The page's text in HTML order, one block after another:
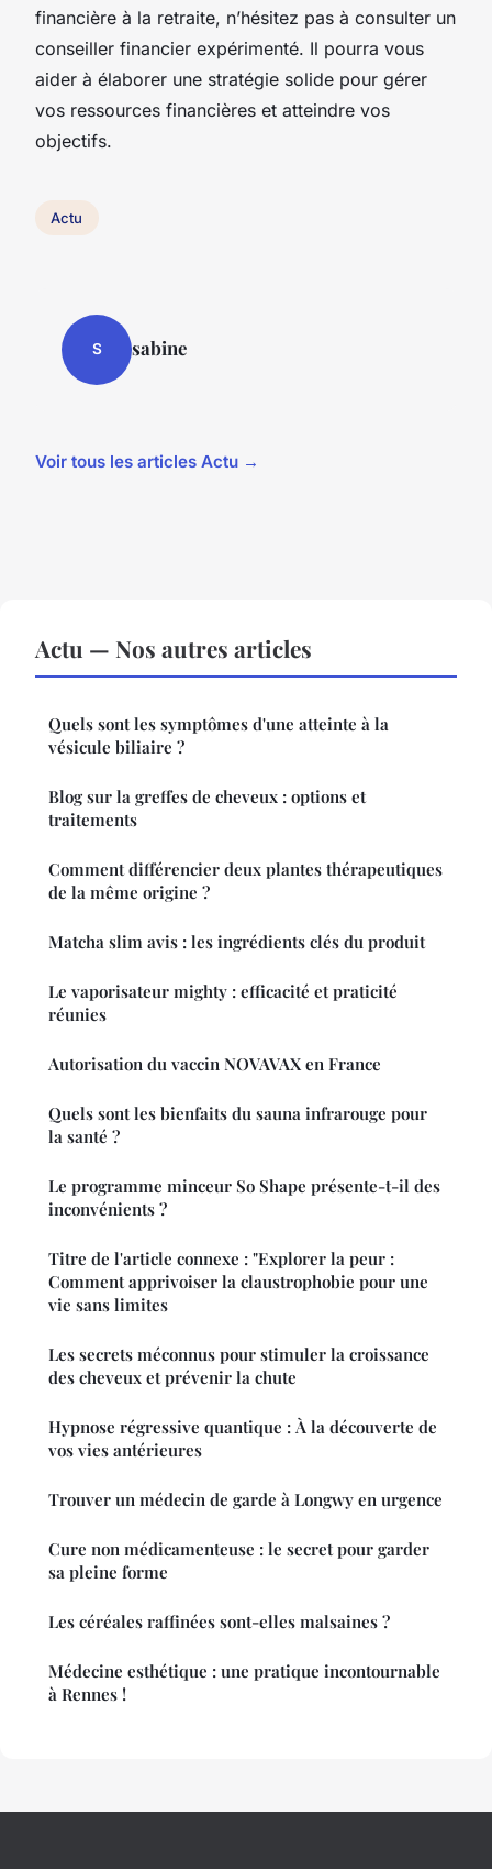
financière à la retraite, n’hésitez pas à consulter un
conseiller financier expérimenté. Il pourra vous
aider à élaborer une stratégie solide pour gérer
vos ressources financières et atteindre vos
objectifs.
Actu
S sabine
Voir tous les articles Actu →
Actu — Nos autres articles
Quels sont les symptômes d'une atteinte à la
vésicule biliaire ?
Blog sur la greffes de cheveux : options et
traitements
Comment différencier deux plantes thérapeutiques
de la même origine ?
Matcha slim avis : les ingrédients clés du produit
Le vaporisateur mighty : efficacité et praticité
réunies
Autorisation du vaccin NOVAVAX en France
Quels sont les bienfaits du sauna infrarouge pour
la santé ?
Le programme minceur So Shape présente-t-il des
inconvénients ?
Titre de l'article connexe : "Explorer la peur :
Comment apprivoiser la claustrophobie pour une
vie sans limites
Les secrets méconnus pour stimuler la croissance
des cheveux et prévenir la chute
Hypnose régressive quantique : À la découverte de
vos vies antérieures
Trouver un médecin de garde à Longwy en urgence
Cure non médicamenteuse : le secret pour garder
sa pleine forme
Les céréales raffinées sont-elles malsaines ?
Médecine esthétique : une pratique incontournable
à Rennes !